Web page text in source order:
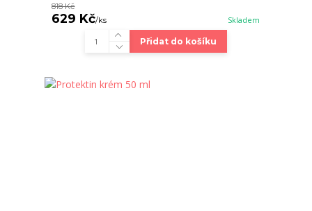
818 Kč
629 Kč/ks Skladem
Přidat do košíku